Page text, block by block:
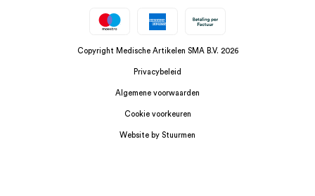
Copyright Medische Artikelen SMA B.V. 2026
Privacybeleid
Algemene voorwaarden
Cookie voorkeuren
Website by Stuurmen